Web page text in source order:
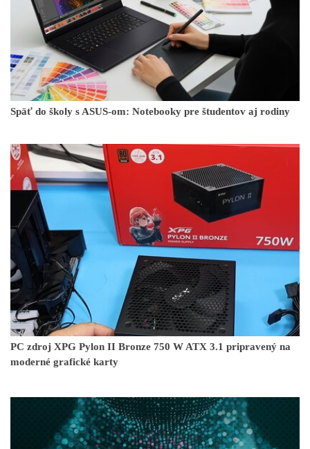
Späť do školy s ASUS-om: Notebooky pre študentov aj rodiny
PC zdroj XPG Pylon II Bronze 750 W ATX 3.1 pripravený na
moderné grafické karty